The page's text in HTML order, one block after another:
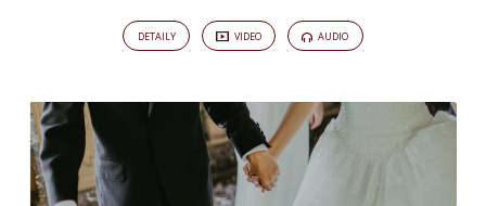
DETAILY VIDEO AUDIO